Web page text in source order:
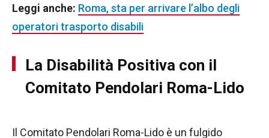
Leggi anche: Roma, sta per arrivare l’albo degli
operatori trasporto disabili
La Disabilità Positiva con il
Comitato Pendolari Roma-Lido
Il Comitato Pendolari Roma-Lido è un fulgido